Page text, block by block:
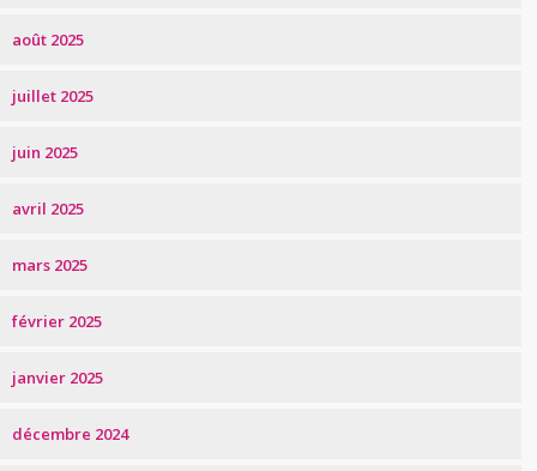
août 2025
juillet 2025
juin 2025
avril 2025
mars 2025
février 2025
janvier 2025
décembre 2024